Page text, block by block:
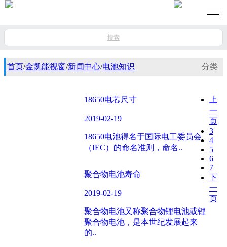
搜索
首页/金凯能视窗/新闻中心/电池知识 分类
18650电芯尺寸
2019-02-19
18650电池得名于国际电工委员会
（IEC）的命名准则，命名..
聚合物电池寿命
2019-02-19
聚合物电池又称聚合物锂电池或锂
聚合物电池，是本世纪发展起来
的..
上
一
页
3
4
5
6
7
下
一
页